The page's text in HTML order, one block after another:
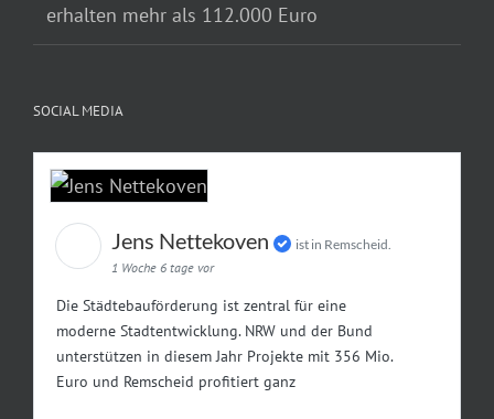
erhalten mehr als 112.000 Euro
SOCIAL MEDIA
Jens Nettekoven
ist in Remscheid.
1 Woche 6 tage vor
Die Städtebauförderung ist zentral für eine
moderne Stadtentwicklung. NRW und der Bund
unterstützen in diesem Jahr Projekte mit 356 Mio.
Euro und Remscheid profitiert ganz